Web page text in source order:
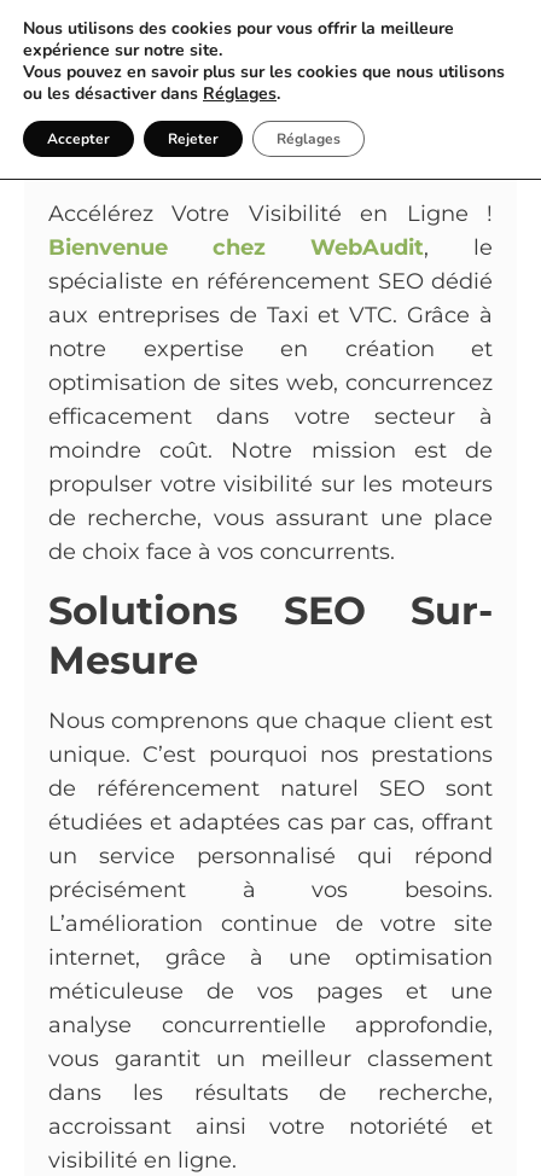
WebAudit : Votre Partenaire
Stratégique en Référencement
SEO pour Taxis et VTC
Accélérez Votre Visibilité en Ligne !
Bienvenue chez WebAudit, le
spécialiste en référencement SEO dédié
aux entreprises de Taxi et VTC. Grâce à
notre expertise en création et
optimisation de sites web, concurrencez
efficacement dans votre secteur à
moindre coût. Notre mission est de
propulser votre visibilité sur les moteurs
de recherche, vous assurant une place
de choix face à vos concurrents.
Solutions SEO Sur-
Mesure
Nous comprenons que chaque client est
unique. C’est pourquoi nos prestations
de référencement naturel SEO sont
étudiées et adaptées cas par cas, offrant
un service personnalisé qui répond
précisément à vos besoins.
L’amélioration continue de votre site
internet, grâce à une optimisation
méticuleuse de vos pages et une
analyse concurrentielle approfondie,
vous garantit un meilleur classement
dans les résultats de recherche,
accroissant ainsi votre notoriété et
visibilité en ligne.
Nous utilisons des cookies pour vous offrir la meilleure
expérience sur notre site.
Vous pouvez en savoir plus sur les cookies que nous utilisons
ou les désactiver dans Réglages.
Accepter Rejeter Réglages